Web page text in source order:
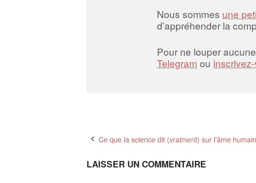
Nous sommes une
d’appréhender la
Pour ne louper
Telegram ou
Post
navigation
Ce que la science dit (vraiment) sur l’âme
LAISSER UN COMMENTAIRE